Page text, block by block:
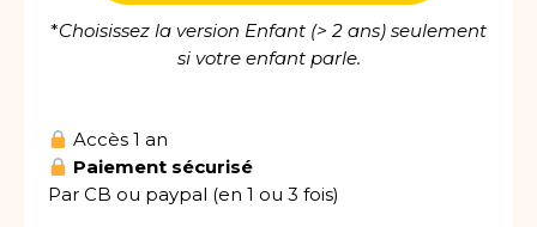
*Choisissez la version Enfant (> 2 ans) seulement
si votre enfant parle.
Accès 1 an
Paiement sécurisé
Par CB ou paypal (en 1 ou 3 fois)